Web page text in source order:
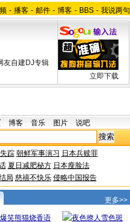
- 播客 - 邮件 - 博客 - BBS - 我说两句
友自建DJ专辑
立即下载
博客 音乐 图片 说吧
踪 朝鲜军事演习 日本兵赎罪
夏日减肥秘方 日本瘦脸法
局 慈禧不快乐 侵略中国报告
更多>>